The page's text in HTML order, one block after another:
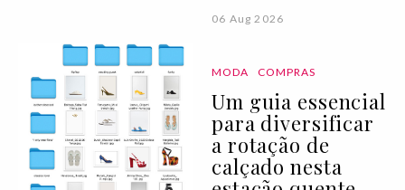
06 Aug 2026
MODA COMPRAS
Um guia essencial
para diversificar
a rotação de
calçado nesta